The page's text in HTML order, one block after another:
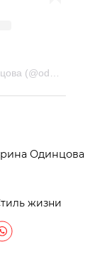
Одинцова
жизни